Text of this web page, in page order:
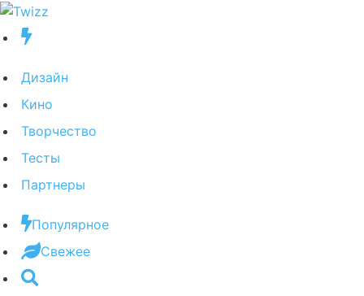
Дизайн
Кино
Творчество
Тесты
Партнеры
Популярное
Свежее